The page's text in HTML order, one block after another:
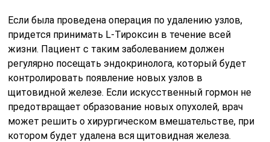
Если была проведена операция по удалению узлов,
придется принимать L-Тироксин в течение всей
жизни. Пациент с таким заболеванием должен
регулярно посещать эндокринолога, который будет
контролировать появление новых узлов в
щитовидной железе. Если искусственный гормон не
предотвращает образование новых опухолей, врач
может решить о хирургическом вмешательстве, при
котором будет удалена вся щитовидная железа.